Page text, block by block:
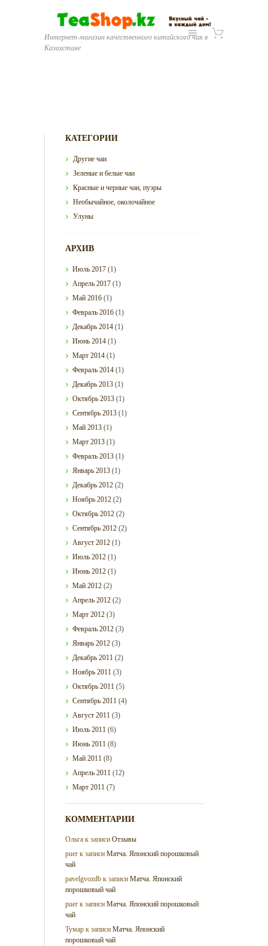
Интернет-магазин качественного китайского чая в
Казахстане
КАТЕГОРИИ
Другие чаи
Зеленые и белые чаи
Красные и черные чаи, пуэры
Необычайное, околочайное
Улуны
АРХИВ
Июль2017 (1)
Апрель2017 (1)
Май2016 (1)
Февраль2016 (1)
Декабрь2014 (1)
Июнь2014 (1)
Март2014 (1)
Февраль2014 (1)
Декабрь2013 (1)
Октябрь2013 (1)
Сентябрь2013 (1)
Май2013 (1)
Март2013 (1)
Февраль2013 (1)
Январь2013 (1)
Декабрь2012 (2)
Ноябрь2012 (2)
Октябрь2012 (2)
Сентябрь2012 (2)
Август2012 (1)
Июль2012 (1)
Июнь2012 (1)
Май2012 (2)
Апрель2012 (2)
Март2012 (3)
Февраль2012 (3)
Январь2012 (3)
Декабрь2011 (2)
Ноябрь2011 (3)
Октябрь2011 (5)
Сентябрь2011 (4)
Август2011 (3)
Июль2011 (6)
Июнь2011 (8)
Май2011 (8)
Апрель2011 (12)
Март2011 (7)
КОММЕНТАРИИ
Ольга к записиОтзывы
puer к записиМатча. Японский порошковый
чай
pavelgvozdb к записиМатча. Японский
порошковый чай
puer к записиМатча. Японский порошковый
чай
Тумар к записиМатча. Японский
порошковый чай